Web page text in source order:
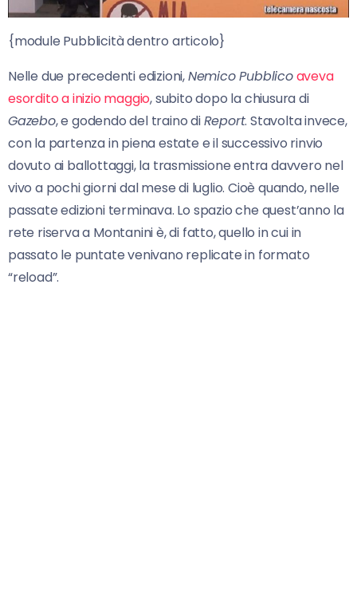
{module Pubblicità dentro articolo}
Nelle due precedenti edizioni,Nemico Pubblicoaveva
esordito a inizio maggio, subito dopo la chiusura di
Gazebo, e godendo del traino diReport. Stavolta invece,
con la partenza in piena estate e il successivo rinvio
dovuto ai ballottaggi, la trasmissione entra davvero nel
vivo a pochi giorni dal mese di luglio. Cioè quando, nelle
passate edizioni terminava. Lo spazio che quest’anno la
rete riserva a Montanini è, di fatto, quello in cui in
passato le puntate venivano replicate in formato
“reload”.